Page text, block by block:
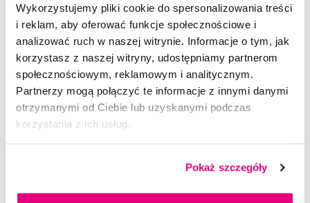
Wykorzystujemy pliki cookie do spersonalizowania treści
i reklam, aby oferować funkcje społecznościowe i
analizować ruch w naszej witrynie. Informacje o tym, jak
korzystasz z naszej witryny, udostępniamy partnerom
społecznościowym, reklamowym i analitycznym.
Partnerzy mogą połączyć te informacje z innymi danymi
otrzymanymi od Ciebie lub uzyskanymi podczas
korzystania z ich usług.
Pokaż szczegóły